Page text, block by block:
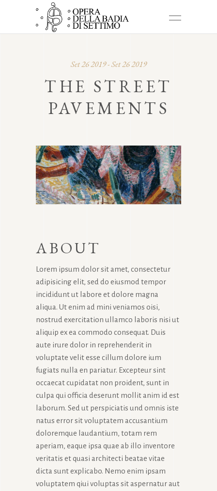
Set 26 2019 - Set 26 2019
THE STREET
PAVEMENTS
ABOUT
Lorem ipsum dolor sit amet, consectetur
adipisicing elit, sed do eiusmod tempor
incididunt ut labore et dolore magna
aliqua. Ut enim ad mini veniamos oisi,
nostrud exercitation ullamco laboris nisi ut
aliquip ex ea commodo consequat. Duis
aute irure dolor in reprehenderit in
voluptate velit esse cillum dolore ium
fugiats nulla en pariatur. Excepteur sint
occaecat cupidatat non proident, sunt in
culpa qui officia deserunt mollit anim id est
laborum. Sed ut perspiciatis und omnis iste
natus error sit voluptatem accusantium
doloremque laudantium, totam rem
aperiam, eaque ipsa quae ab illo inventore
veritatis et quasi architecti beatae vitae
dicta sunt explicabo. Nemo enim ipsam
voluptatem qiui voluptas sit aspernatur aut